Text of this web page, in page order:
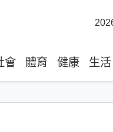
會 體育 健康 生活